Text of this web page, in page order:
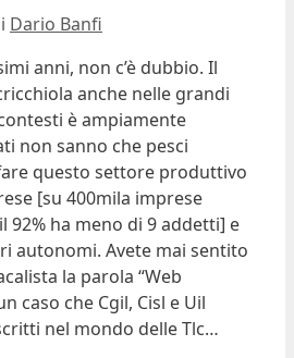
Dario Banfi
anni, non c’è dubbio. Il
anche nelle grandi
è ampiamente
non sanno che pesci
questo settore produttivo
[su 400mila imprese
92% ha meno di 9 addetti] e
autonomi. Avete mai sentito
la parola “Web
caso che Cgil, Cisl e Uil
nel mondo delle Tlc…